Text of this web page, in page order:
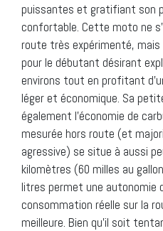
puissantes et gratifiant son
confortable. Cette moto ne
route très expérimenté,
pour le débutant désirant
environs tout en profitant
léger et économique. Sa
également l’économie de
mesurée hors route (et
agressive) se situe à aussi
kilomètres (60 milles au
litres permet une autonomie
consommation réelle sur la
meilleure. Bien qu’il soit